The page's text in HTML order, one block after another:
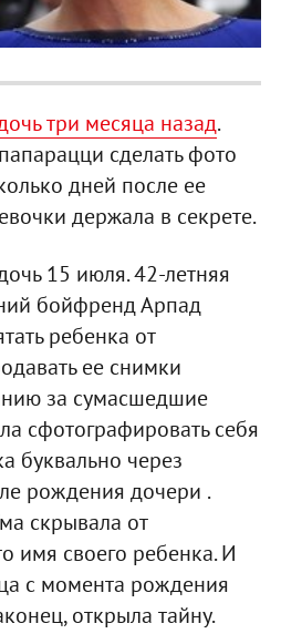
три месяца назад.
сделать фото
дней после ее
держала в секрете.
15 июля. 42-летняя
бойфренд Арпад
ребенка от
ее снимки
за сумасшедшие
сфотографировать себя
буквально через
рождения дочери .
скрывала от
имя своего ребенка. И
с момента рождения
открыла тайну.